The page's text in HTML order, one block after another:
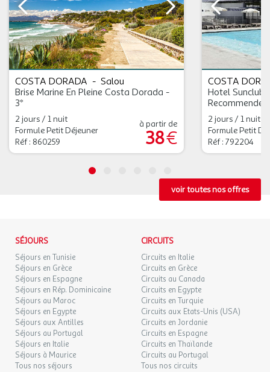
COSTA DORADA - Salou
Brise Marine En Pleine Costa Dorada -
3*
2 jours / 1 nuit
Formule Petit Déjeuner
Réf : 860259
à partir de
38€
COSTA
Hotel Sunclub
À Salou - 4*
2 jours / 1 nuit
Formule Petit
Réf : 792204
voir toutes nos offres
SÉJOURS
Séjours en Tunisie
Séjours en Grèce
Séjours en Espagne
Séjours en Rép. Dominicaine
Séjours au Maroc
Séjours en Egypte
Séjours aux Antilles
Séjours au Portugal
Séjours en Italie
Séjours à Maurice
Tous nos séjours
CIRCUITS
Circuits en Italie
Circuits en Grèce
Circuits au Canada
Circuits en Egypte
Circuits en Turquie
Circuits aux Etats-Unis (USA)
Circuits en Jordanie
Circuits en Espagne
Circuits en Thaïlande
Circuits au Portugal
Tous nos circuits